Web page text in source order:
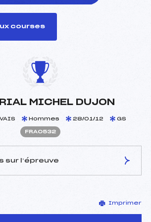
courses
MICHEL DUJON
Hommes 28/01/12 GS
FRA0532
sur l’épreuve
DRUETTI VALTER (ITA)
PELLICIER THOMAS (FRA)
Imprimer